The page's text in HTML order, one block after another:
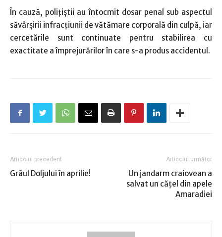
În cauză, poliţiştii au întocmit dosar penal sub aspectul
săvârșirii infracțiunii de vătămare corporală din culpă, iar
cercetările sunt continuate pentru stabilirea cu
exactitate a împrejurărilor în care s-a produs accidentul.
Articolul precedent
Grâul Doljului în aprilie!
Articolul următor
Un jandarm craiovean a
salvat un cățel din apele
Amaradiei